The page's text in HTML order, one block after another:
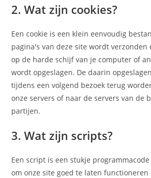
2. Wat zijn cookies?
Een cookie is een klein eenvoudig
pagina's van deze site wordt
op de harde schijf van je computer of
wordt opgeslagen. De daarin
tijdens een volgend bezoek terug
onze servers of naar de servers van de
partijen.
3. Wat zijn scripts?
Een script is een stukje
om onze site goed te laten